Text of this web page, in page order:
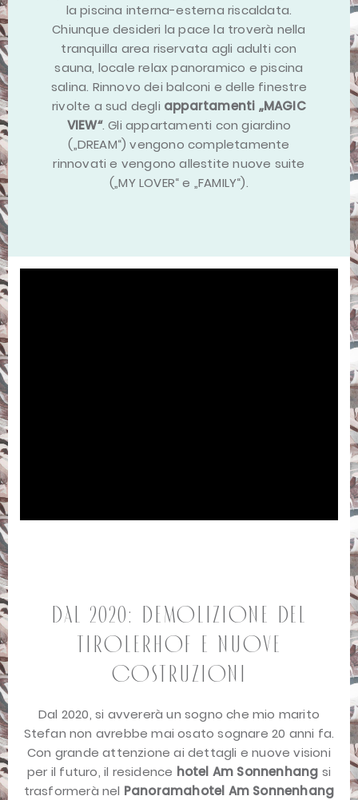
la piscina interna-esterna riscaldata.
Chiunque desideri la pace la troverà nella
tranquilla area riservata agli adulti con
sauna, locale relax panoramico e piscina
salina. Rinnovo dei balconi e delle finestre
rivolte a sud degli appartamenti „MAGIC
VIEW“. Gli appartamenti con giardino
(„DREAM“) vengono completamente
rinnovati e vengono allestite nuove suite
(„MY LOVER“ e „FAMILY“).
Dal 2020: demolizione del
Tirolerhof e nuove
costruzioni
Dal 2020, si avvererà un sogno che mio marito
Stefan non avrebbe mai osato sognare 20 anni fa.
Con grande attenzione ai dettagli e nuove visioni
per il futuro, il residence hotel Am Sonnenhang si
trasformerà nel Panoramahotel Am Sonnenhang